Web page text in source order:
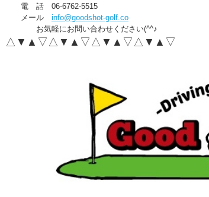
電 話 06-6762-5515
メール info@goodshot-golf.co
お気軽にお問い合わせください(^^♪
△▼▲▽△▼▲▽△▼▲▽△▼▲▽